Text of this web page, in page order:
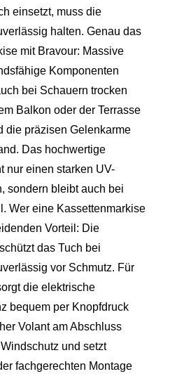
einsetzt, muss die
halten. Genau das
mit Bravour: Massive
Komponenten
bei Schauern trocken
Balkon oder der Terrasse
die präzisen Gelenkarme
Das hochwertige
nur einen starken UV-
sondern bleibt auch bei
Wer eine Kassettenmarkise
Vorteil: Die
das Tuch bei
vor Schmutz. Für
die elektrische
bequem per Knopfdruck
Volant am Abschluss
und setzt
fachgerechten Montage